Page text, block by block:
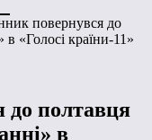
повернувся до
«Голосі країни-11»
до полтавця
в